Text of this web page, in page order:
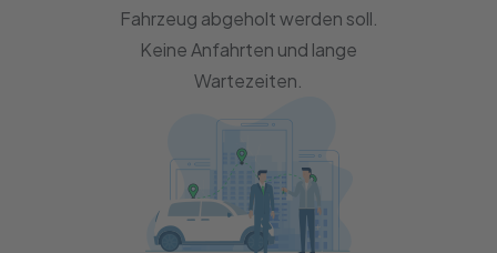
Fahrzeug abgeholt werden soll.
Keine Anfahrten und lange
Wartezeiten.